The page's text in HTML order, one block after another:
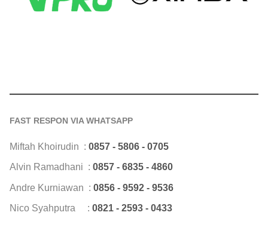
FAST RESPON VIA WHATSAPP
Miftah Khoirudin : 0857 - 5806 - 0705
Alvin Ramadhani : 0857 - 6835 - 4860
Andre Kurniawan : 0856 - 9592 - 9536
Nico Syahputra : 0821 - 2593 - 0433